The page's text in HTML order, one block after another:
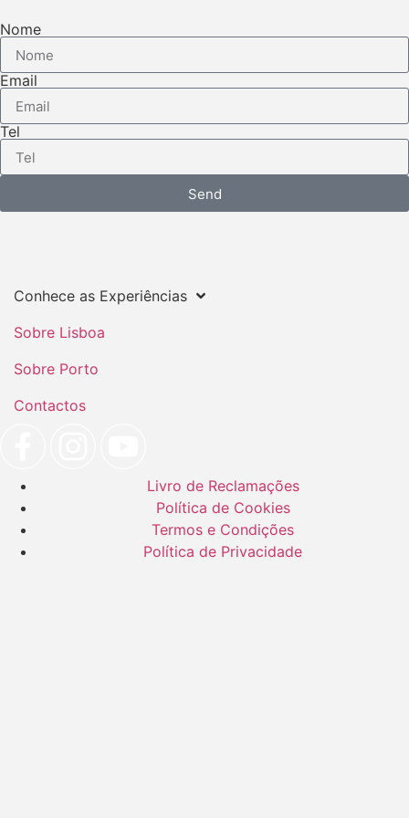
Nome
Email
Tel
Send
Conhece as Experiências
Sobre Lisboa
Sobre Porto
Contactos
Livro de Reclamações
Política de Cookies
Termos e Condições
Política de Privacidade